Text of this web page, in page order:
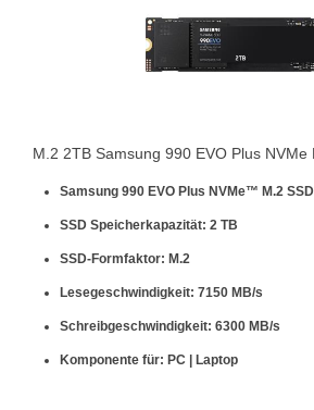
M.2 2TB Samsung 990 EVO Plus NVMe
Samsung 990 EVO Plus NVMe™ M.2
SSD Speicherkapazität: 2 TB
SSD-Formfaktor: M.2
Lesegeschwindigkeit: 7150 MB/s
Schreibgeschwindigkeit: 6300 MB/s
Komponente für: PC | Laptop